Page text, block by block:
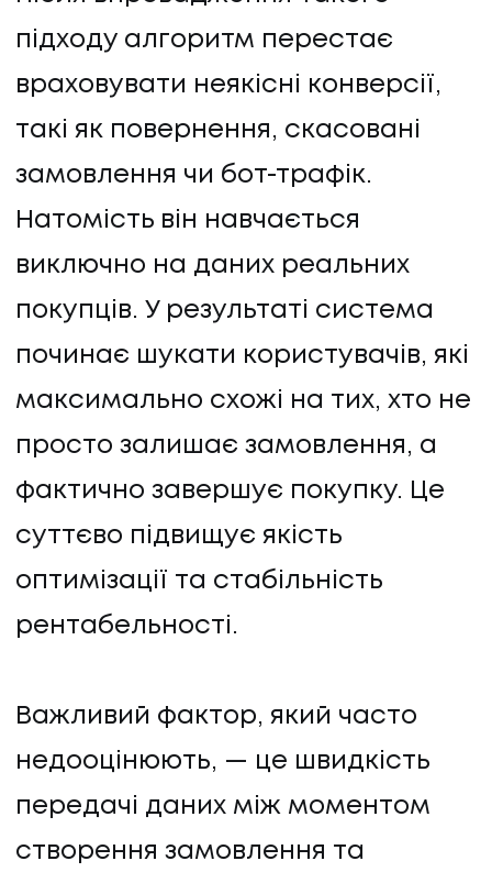
підходу алгоритм перестає
враховувати неякісні конверсії,
такі як повернення, скасовані
замовлення чи бот-трафік.
Натомість він навчається
виключно на даних реальних
покупців. У результаті система
починає шукати користувачів, які
максимально схожі на тих, хто не
просто залишає замовлення, а
фактично завершує покупку. Це
суттєво підвищує якість
оптимізації та стабільність
рентабельності.
Важливий фактор, який часто
недооцінюють, — це швидкість
передачі даних між моментом
створення замовлення та